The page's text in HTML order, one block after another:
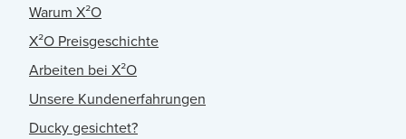
Warum X²O
X²O Preisgeschichte
Arbeiten bei X²O
Unsere Kundenerfahrungen
Ducky gesichtet?